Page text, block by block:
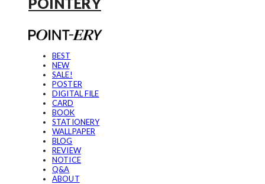
BEST
NEW
SALE!
POSTER
DIGITAL FILE
CARD
BOOK
STATIONERY
WALLPAPER
BLOG
REVIEW
NOTICE
Q&A
ABOUT